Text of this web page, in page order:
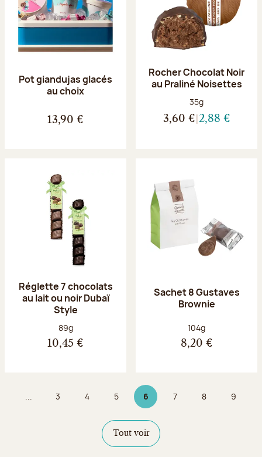
Pot giandujas glacés
au choix
13,90 €
Rocher Chocolat Noir
au Praliné Noisettes
Poids net :
35g
3,60 € 2,88 €
Réglette 7 chocolats
au lait ou noir Dubaï
Style
Poids net :
89g
10,45 €
Sachet 8 Gustaves
Brownie
Poids net :
104g
8,20 €
... Page
3 Page
4 Page
5 6Page 6 sur 9
Page
7 Page
8 Page
9
Tout voir